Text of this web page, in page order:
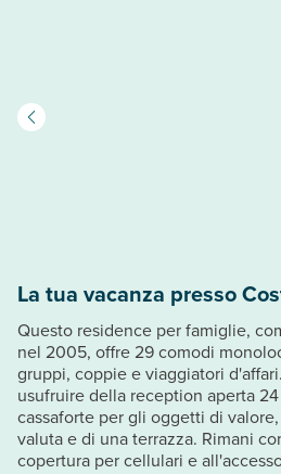
La tua vacanza presso
Questo residence per famiglie,
nel 2005, offre 29 comodi
gruppi, coppie e viaggiatori
usufruire della reception aperta
cassaforte per gli oggetti di
valuta e di una terrazza. Rimani
copertura per cellulari e